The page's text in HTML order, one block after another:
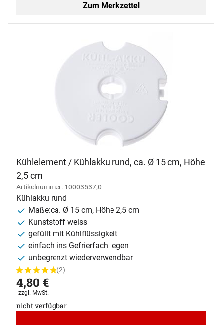
Zum Merkzettel
Kühlelement / Kühlakku rund, ca. Ø 15 cm, Höhe
2,5 cm
Artikelnummer: 10003537;0
Kühlakku rund
Maße:ca. Ø 15 cm, Höhe 2,5 cm
Kunststoff weiss
gefüllt mit Kühlflüssigkeit
einfach ins Gefrierfach legen
unbegrenzt wiederverwendbar
Bewertung: 5 von 5 (2 Bewertungen)
2 Bewertungen
(2)
4,80 €
Steuerhinweis:
zzgl. MwSt.
nicht verfügbar